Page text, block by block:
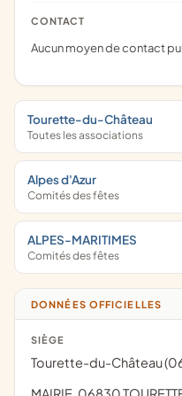
CONTACT
Aucun moyen de contact
Tourette-du-Château
Toutes les associations
Alpes d'Azur
Comités des fêtes
ALPES-MARITIMES
Comités des fêtes
DONNÉES OFFICIELLES
SIÈGE
Tourette-du-Château